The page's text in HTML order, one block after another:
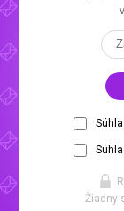
Žiadny